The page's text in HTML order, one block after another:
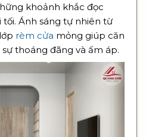
khoảnh khắc đọc
Ánh sáng tự nhiên từ
rèm cửa mỏng giúp căn
thoáng đãng và ấm áp.